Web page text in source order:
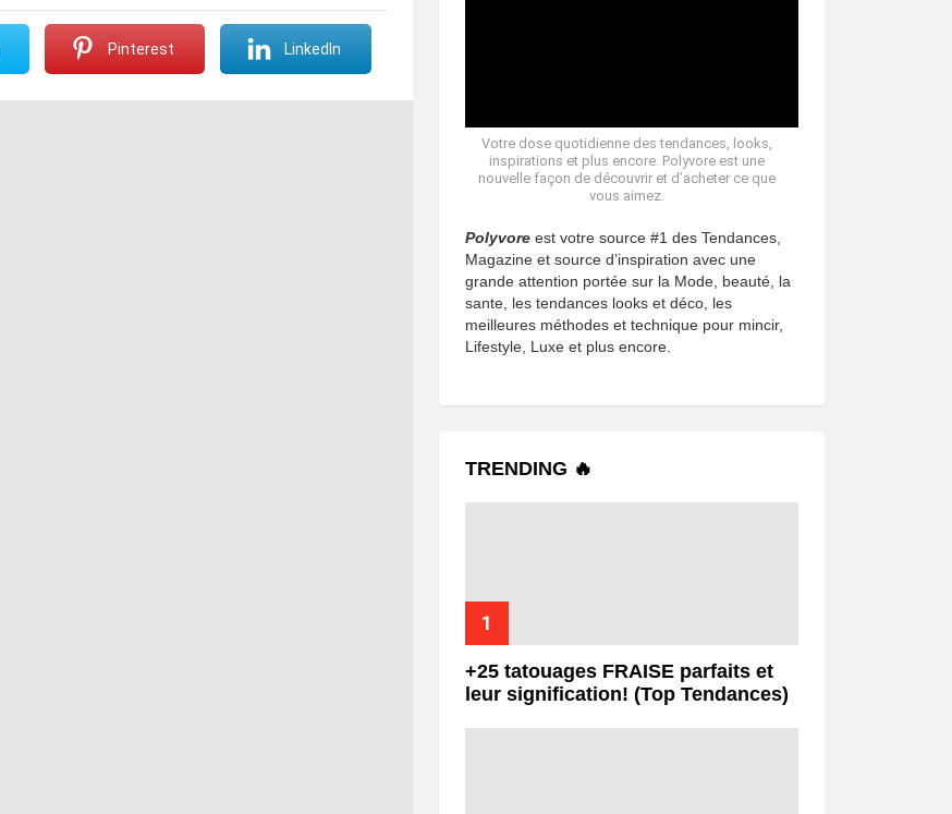
Pinterest LinkedIn
Votre dose quotidienne des tendances, looks,
inspirations et plus encore. Polyvore est une
nouvelle façon de découvrir et d’acheter ce que
vous aimez.
Polyvore est votre source #1 des Tendances,
Magazine et source d’inspiration avec une
grande attention portée sur la Mode, beauté, la
sante, les tendances looks et déco, les
meilleures méthodes et technique pour mincir,
Lifestyle, Luxe et plus encore.
TRENDING 🔥
+25 tatouages ​​FRAISE parfaits et
leur signification! (Top Tendances)